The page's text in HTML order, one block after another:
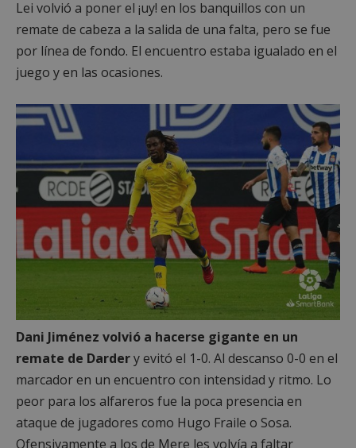
Lei volvió a poner el ¡uy! en los banquillos con un
remate de cabeza a la salida de una falta, pero se fue
por línea de fondo. El encuentro estaba igualado en el
juego y en las ocasiones.
Dani Jiménez volvió a hacerse gigante en un
remate de Dardery evitó el 1-0. Al descanso 0-0 en el
marcador en un encuentro con intensidad y ritmo. Lo
peor para los alfareros fue la poca presencia en
ataque de jugadores como Hugo Fraile o Sosa.
Ofensivamente a los de Mere les volvía a faltar